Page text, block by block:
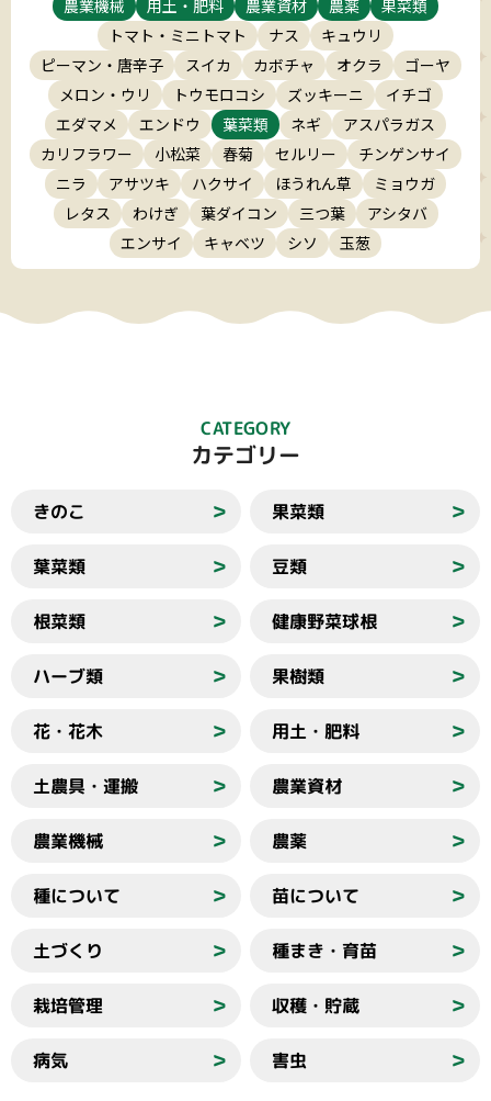
農業機械 用土・肥料 農業資材 農薬
果菜類
トマト・ミニトマト
ナス
キュウリ
ピーマン・唐辛子
スイカ カボチャ オクラ
ゴーヤ
メロン・ウリ
トウモロコシ ズッキーニ
イチゴ
エダマメ
エンドウ 葉菜類 ネギ
アスパラガス
カリフラワー
小松菜 春菊 セルリー
チンゲンサイ
ニラ
アサツキ ハクサイ ほうれん草
ミョウガ
レタス
わけぎ 葉ダイコン 三つ葉
アシタバ
エンサイ
キャベツ シソ 玉葱
CATEGORY
カテゴリー
きのこ ＞ 果菜類 ＞
葉菜類 ＞ 豆類 ＞
根菜類 ＞ 健康野菜球根 ＞
ハーブ類 ＞ 果樹類 ＞
花・花木 ＞ 用土・肥料 ＞
土農具・運搬 ＞ 農業資材 ＞
農業機械 ＞ 農薬 ＞
種について ＞ 苗について ＞
土づくり ＞ 種まき・育苗 ＞
栽培管理 ＞ 収穫・貯蔵 ＞
病気 ＞ 害虫 ＞